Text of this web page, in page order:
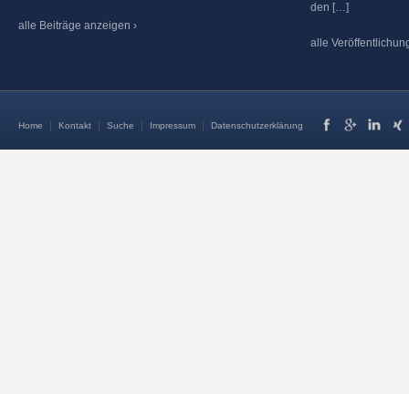
alle Beiträge anzeigen ›
den […]
alle
Home Kontakt Suche Impressum Datenschutzerklärung